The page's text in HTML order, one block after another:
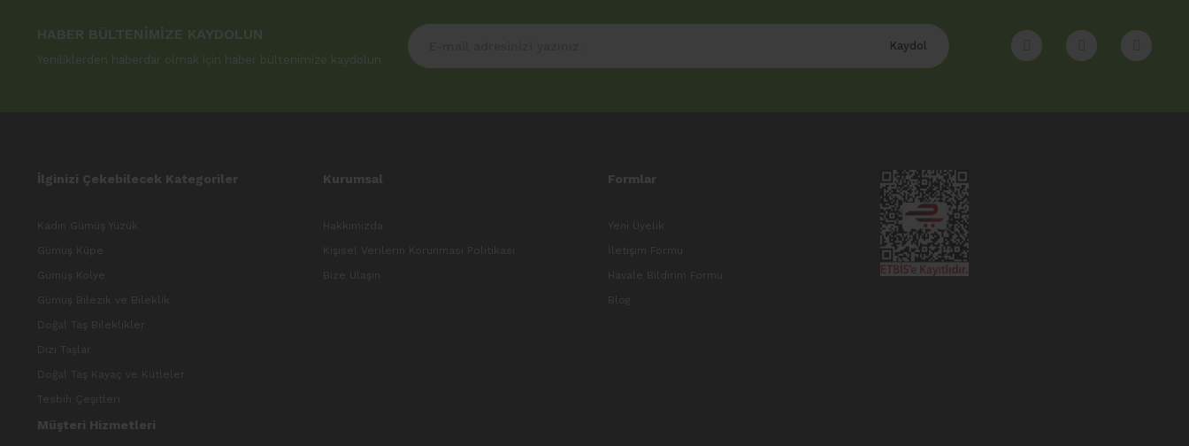
HABER BÜLTENİMİZE KAYDOLUN
Yeniliklerden haberdar olmak için haber bültenimize kaydolun
Kaydol
İlginizi Çekebilecek Kategoriler
Kadın Gümüş Yüzük
Gümüş Küpe
Gümüş Kolye
Gümüş Bilezik ve Bileklik
Doğal Taş Bileklikler
Dizi Taşlar
Doğal Taş Kayaç ve Kütleler
Tesbih Çeşitleri
Kurumsal
Hakkımızda
Kişisel Verilerin Korunması Politikası
Bize Ulaşın
Formlar
Yeni Üyelik
İletişim Formu
Havale Bildirim Formu
Blog
Müşteri Hizmetleri